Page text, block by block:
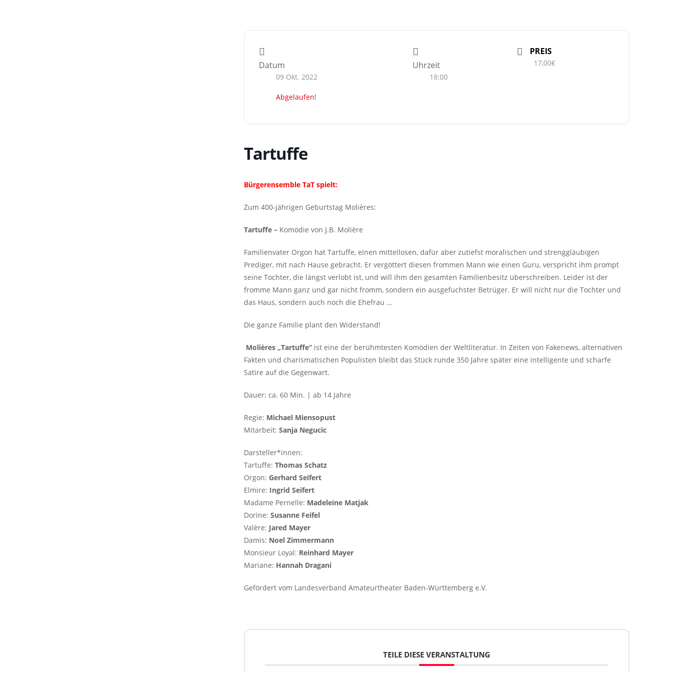
Datum
09 Okt. 2022
Abgelaufen!
Uhrzeit
18:00
PREIS
17,00€
Tartuffe
Bürgerensemble TaT spielt:
Zum 400-jährigen Geburtstag Molières:
Tartuffe – Komödie von J.B. Molière
Familienvater Orgon hat Tartuffe, einen mittellosen, dafür aber zutiefst moralischen und strenggläubigen
Prediger, mit nach Hause gebracht. Er vergöttert diesen frommen Mann wie einen Guru, verspricht ihm prompt
seine Tochter, die längst verlobt ist, und will ihm den gesamten Familienbesitz überschreiben. Leider ist der
fromme Mann ganz und gar nicht fromm, sondern ein ausgefuchster Betrüger. Er will nicht nur die Tochter und
das Haus, sondern auch noch die Ehefrau …
Die ganze Familie plant den Widerstand!
Molières „Tartuffe“ ist eine der berühmtesten Komödien der Weltliteratur. In Zeiten von Fakenews, alternativen
Fakten und charismatischen Populisten bleibt das Stück runde 350 Jahre später eine intelligente und scharfe
Satire auf die Gegenwart.
Dauer: ca. 60 Min. | ab 14 Jahre
Regie: Michael Miensopust
Mitarbeit: Sanja Negucic
Darsteller*innen:
Tartuffe: Thomas Schatz
Orgon: Gerhard Seifert
Elmire: Ingrid Seifert
Madame Pernelle: Madeleine Matjak
Dorine: Susanne Feifel
Valère: Jared Mayer
Damis: Noel Zimmermann
Monsieur Loyal: Reinhard Mayer
Mariane: Hannah Dragani
Gefördert vom Landesverband Amateurtheater Baden-Württemberg e.V.
TEILE DIESE VERANSTALTUNG